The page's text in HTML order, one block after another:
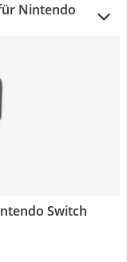
Nintendo
Switch